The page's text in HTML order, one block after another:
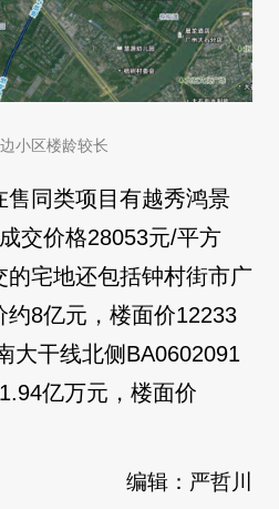
小区楼龄较长
售同类项目有越秀鸿景
交价格28053元/平方
的宅地还包括钟村街市广
约8亿元，楼面价12233
大干线北侧BA0602091
亿万元，楼面价
编辑：严哲川